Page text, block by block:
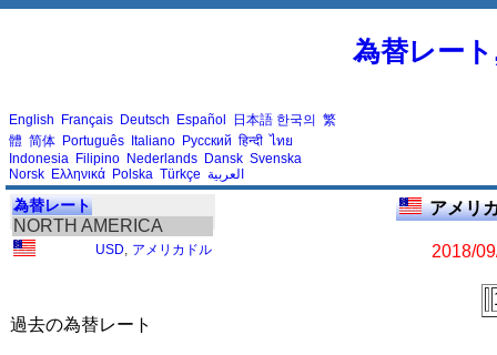
為替レー
English Français Deutsch Español 日本語 한국의 繁
體 简体 Português Italiano Русский हिन्दी ไทย
Indonesia Filipino Nederlands Dansk Svenska
Norsk Ελληνικά Polska Türkçe العربية
為替レート
NORTH AMERICA
USD アメリカドル
過去の為替レート
アメリ
2018/